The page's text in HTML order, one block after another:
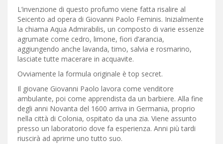
L’invenzione di questo profumo viene fatta risalire al
Seicento ad opera di Giovanni Paolo Feminis. Inizialmente
la chiama Aqua Admirabilis, un composto di varie essenze
agrumate come cedro, limone, fiori d’arancia,
aggiungendo anche lavanda, timo, salvia e rosmarino,
lasciate tutte macerare in acquavite.
Ovviamente la formula originale è top secret.
Il giovane Giovanni Paolo lavora come venditore
ambulante, poi come apprendista da un barbiere. Alla fine
degli anni Novanta del 1600 arriva in Germania, proprio
nella città di Colonia, ospitato da una zia. Viene assunto
presso un laboratorio dove fa esperienza. Anni più tardi
riuscirà ad aprirne uno tutto suo.